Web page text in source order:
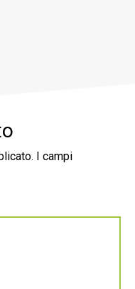
I campi